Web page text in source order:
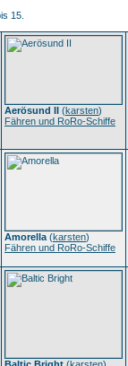
15.
Aerösund II (karsten)
Fähren und RoRo-Schiffe
Amorella (karsten)
Fähren und RoRo-Schiffe